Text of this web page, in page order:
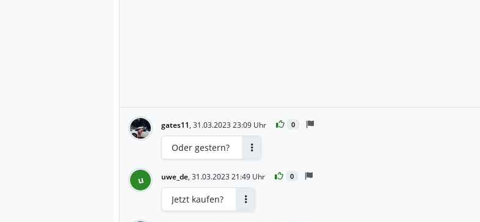
gates11, 31.03.2023 23:09 Uhr 0
Oder gestern?
u uwe_de, 31.03.2023 21:49 Uhr 0
Jetzt kaufen?